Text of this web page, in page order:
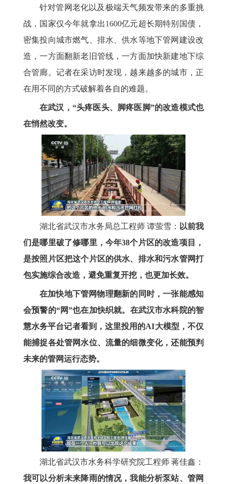
针对管网老化以及极端天气频发带来的多重挑
战，国家仅今年就拿出1600亿元超长期特别国债，
密集投向城市燃气、排水、供水等地下管网建设改
造，一方面翻新老旧管线，一方面加快新建地下综
合管廊。记者在采访时发现，越来越多的城市，正
在用不同的方式破解着各自的难题。
在武汉，“头疼医头、脚疼医脚”的改造模式也
在悄然改变。
湖北省武汉市水务局总工程师 谭萤雪： 以前我
们是哪里破了修哪里，今年38个片区的改造项目，
是按照片区把这个片区的供水、排水和污水管网打
包实施综合改造，避免重复开挖，也更加长效。
在加快地下管网物理翻新的同时，一张能感知
会预警的“网”也在加快织就。在武汉市水科院的智
慧水务平台记者看到，这里投用的AI大模型，不仅
能捕捉各处管网水位、流量的细微变化，还能预判
未来的管网运行态势。
湖北省武汉市水务科学研究院工程师 蒋佳鑫：
我可以分析未来降雨的情况，我能分析泵站、管网